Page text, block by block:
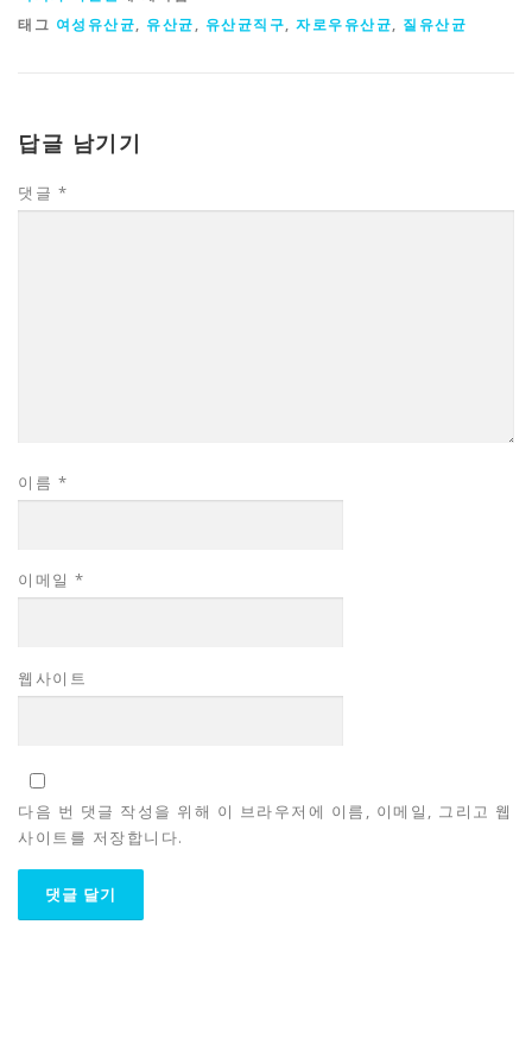
태그 여성유산균, 유산균, 유산균직구, 자로우유산균, 질유산균
답글 남기기
댓글 *
이름 *
이메일 *
웹사이트
다음 번 댓글 작성을 위해 이 브라우저에 이름, 이메일, 그리고 웹
사이트를 저장합니다.